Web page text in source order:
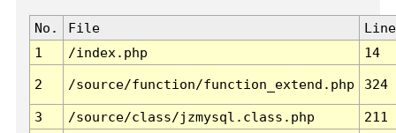
No. File
Line
1
/index.php 14
2 /source/function/function_extend.php 324
3 /source/class/jzmysql.class.php
211